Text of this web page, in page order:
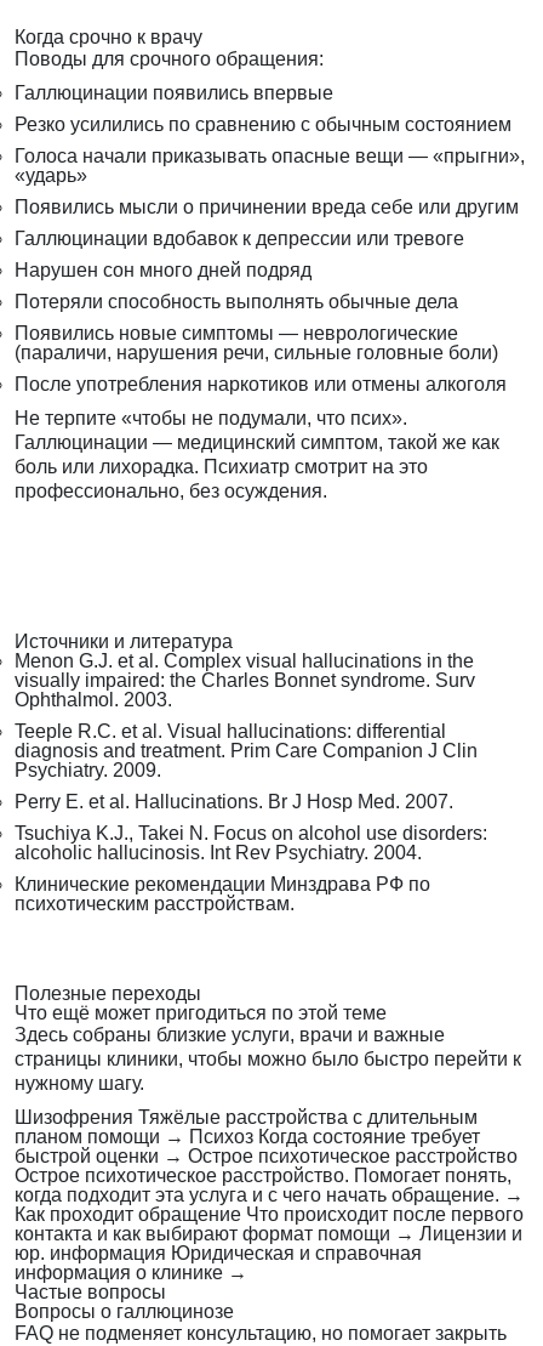
Когда срочно к врачу
Поводы для срочного обращения:
Галлюцинации появились впервые
Резко усилились по сравнению с обычным состоянием
Голоса начали приказывать опасные вещи — «прыгни»,
«ударь»
Появились мысли о причинении вреда себе или другим
Галлюцинации вдобавок к депрессии или тревоге
Нарушен сон много дней подряд
Потеряли способность выполнять обычные дела
Появились новые симптомы — неврологические
(параличи, нарушения речи, сильные головные боли)
После употребления наркотиков или отмены алкоголя
Не терпите «чтобы не подумали, что псих».
Галлюцинации — медицинский симптом, такой же как
боль или лихорадка. Психиатр смотрит на это
профессионально, без осуждения.
Источники и литература
Menon G.J. et al. Complex visual hallucinations in the
visually impaired: the Charles Bonnet syndrome. Surv
Ophthalmol. 2003.
Teeple R.C. et al. Visual hallucinations: differential
diagnosis and treatment. Prim Care Companion J Clin
Psychiatry. 2009.
Perry E. et al. Hallucinations. Br J Hosp Med. 2007.
Tsuchiya K.J., Takei N. Focus on alcohol use disorders:
alcoholic hallucinosis. Int Rev Psychiatry. 2004.
Клинические рекомендации Минздрава РФ по
психотическим расстройствам.
Полезные переходы
Что ещё может пригодиться по этой теме
Здесь собраны близкие услуги, врачи и важные
страницы клиники, чтобы можно было быстро перейти к
нужному шагу.
Шизофрения Тяжёлые расстройства с длительным
планом помощи → Психоз Когда состояние требует
быстрой оценки → Острое психотическое расстройство
Острое психотическое расстройство. Помогает понять,
когда подходит эта услуга и с чего начать обращение. →
Как проходит обращение Что происходит после первого
контакта и как выбирают формат помощи → Лицензии и
юр. информация Юридическая и справочная
информация о клинике →
Частые вопросы
Вопросы о галлюцинозе
FAQ не подменяет консультацию, но помогает закрыть